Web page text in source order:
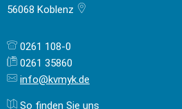
56068 Koblenz
0261 108-0
0261 35860
info@kvmyk.de
So finden Sie uns